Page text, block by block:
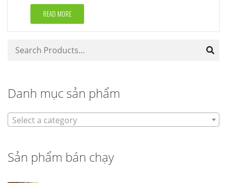
Rated4.83
out of 5READ MORE
Danh mục sản phẩm
Select a category
Sản phẩm bán chạy